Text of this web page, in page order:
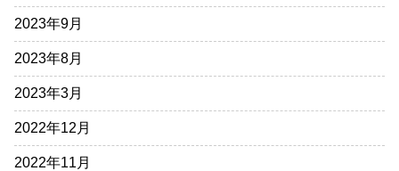
2023年9月
2023年8月
2023年3月
2022年12月
2022年11月